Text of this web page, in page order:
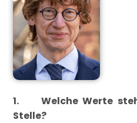
1. Welche Werte
Stelle?